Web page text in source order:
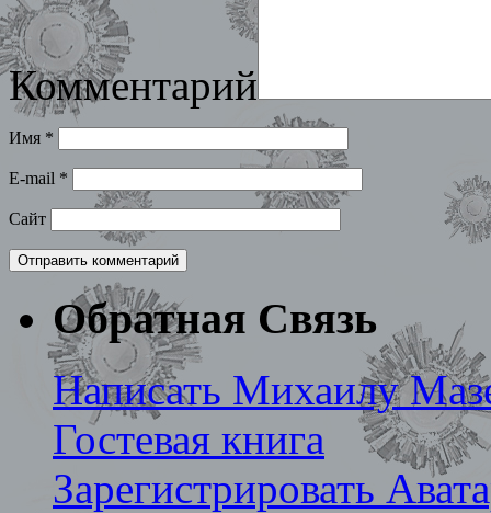
Комментарий
Имя *
E-mail *
Сайт
Обратная Связь
Написать Михаилу
Гостевая книга
Зарегистрировать